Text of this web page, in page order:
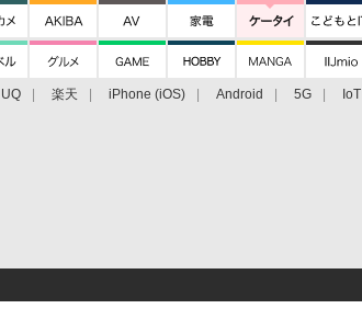
UQ 楽天 iPhone (iOS) Android 5G IoT